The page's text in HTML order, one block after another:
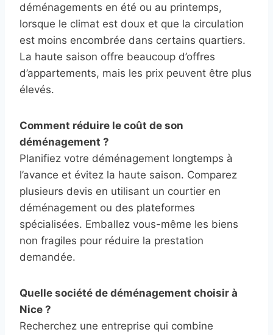
déménagements en été ou au printemps,
lorsque le climat est doux et que la circulation
est moins encombrée dans certains quartiers.
La haute saison offre beaucoup d’offres
d’appartements, mais les prix peuvent être plus
élevés.
Comment réduire le coût de son
déménagement ?
Planifiez votre déménagement longtemps à
l’avance et évitez la haute saison. Comparez
plusieurs devis en utilisant un courtier en
déménagement ou des plateformes
spécialisées. Emballez vous-même les biens
non fragiles pour réduire la prestation
demandée.
Quelle société de déménagement choisir à
Nice ?
Recherchez une entreprise qui combine